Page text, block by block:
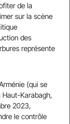
de la
sur la scène
des
représente
(qui se
Haut-Karabagh,
2023,
le contrôle